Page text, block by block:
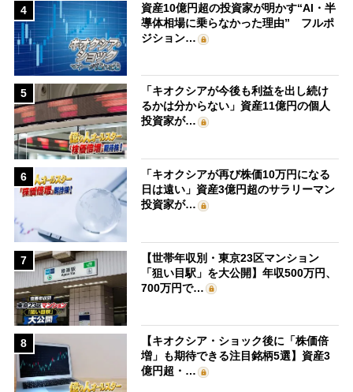
4
資産10億円超の投資家が明かす“AI・半
導体相場に乗らなかった理由” フルポ
ジション…
5
「キオクシアが今後も利益を出し続け
るかは分からない」資産11億円の個人
投資家が…
6
「キオクシアが再び株価10万円になる
日は遠い」資産3億円超のサラリーマン
投資家が…
7
【世帯年収別・東京23区マンション
「狙い目駅」を大公開】年収500万円、
700万円で…
8
【キオクシア・ショック後に「株価倍
増」も期待できる注目銘柄5選】資産3
億円超・…